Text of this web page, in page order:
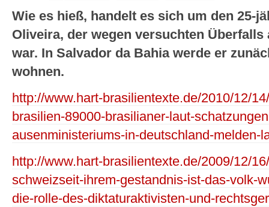
Wie es hieß, handelt es sich um den 25-
Oliveira, der wegen versuchten
war. In Salvador da Bahia werde er
wohnen.
http://www.hart-brasilientexte.de/2010/12/
brasilien-89000-brasilianer-laut-
ausenministeriums-in-deutschland-melden-
http://www.hart-brasilientexte.de/2009/12/
schweizseit-ihrem-gestandnis-ist-das-volk-
die-rolle-des-diktaturaktivisten-und-